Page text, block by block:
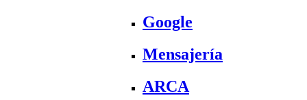
Google
Mensajería
ARCA